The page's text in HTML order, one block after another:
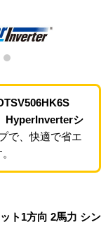
HyperInverterシ
で、快適で省エ
ト1方向 2馬力 シン